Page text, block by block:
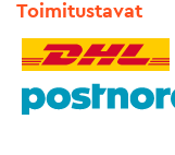
Toimitustavat